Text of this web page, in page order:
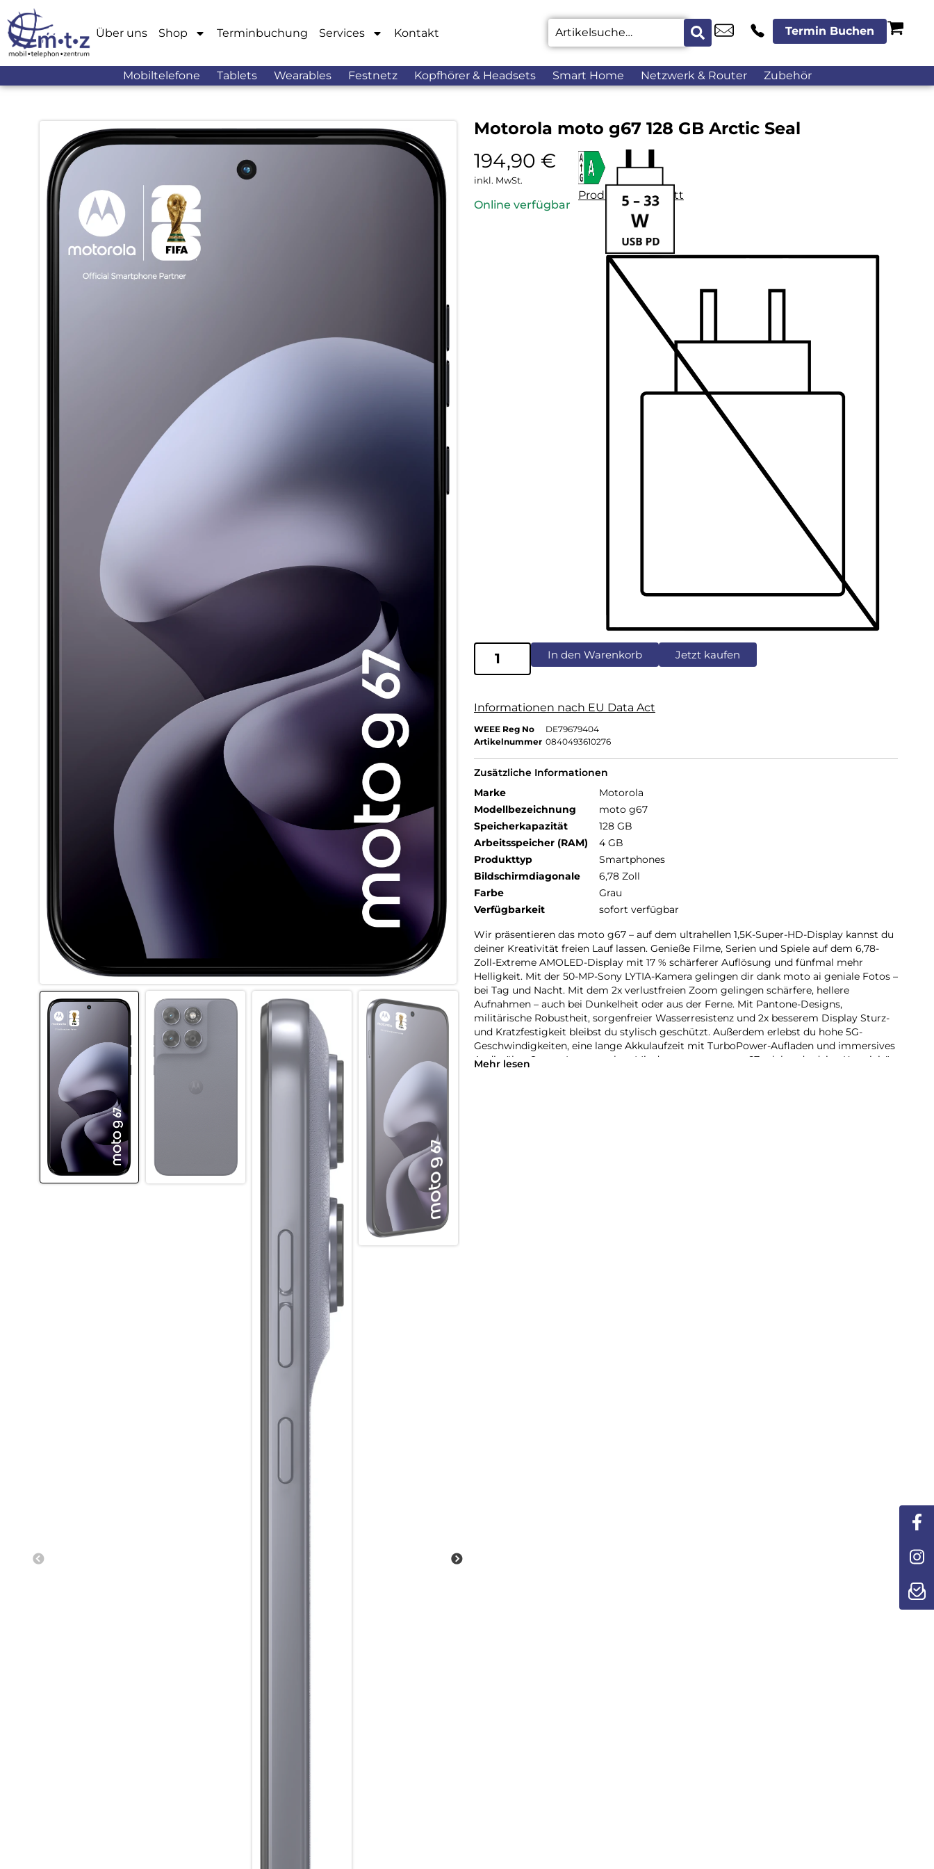
Über uns Shop Terminbuchung Services Kontakt Termin Buchen
Mobiltelefone Tablets Wearables Festnetz Kopfhörer & Headsets Smart Home Netzwerk & Router Zubehör
Motorola moto g67 128 GB Arctic Seal
194,90 €
inkl. MwSt.
Online verfügbar
Produktdatenblatt
In den Warenkorb Jetzt kaufen
Informationen nach EU Data Act
WEEE Reg No
DE79679404
Artikelnummer 0840493610276
Zusätzliche Informationen
Marke
Motorola
Modellbezeichnung
moto g67
Speicherkapazität
128 GB
Arbeitsspeicher (RAM)
4 GB
Produkttyp
Smartphones
Bildschirmdiagonale
6,78 Zoll
Farbe
Grau
Verfügbarkeit
sofort verfügbar
Wir präsentieren das moto g67 – auf dem ultrahellen 1,5K-Super-HD-Display kannst du
deiner Kreativität freien Lauf lassen. Genieße Filme, Serien und Spiele auf dem 6,78-
Zoll-Extreme AMOLED-Display mit 17 % schärferer Auflösung und fünfmal mehr
Helligkeit. Mit der 50-MP-Sony LYTIA-Kamera gelingen dir dank moto ai geniale Fotos –
bei Tag und Nacht. Mit dem 2x verlustfreien Zoom gelingen schärfere, hellere
Aufnahmen – auch bei Dunkelheit oder aus der Ferne. Mit Pantone-Designs,
militärische Robustheit, sorgenfreier Wasserresistenz und 2x besserem Display Sturz-
und Kratzfestigkeit bleibst du stylisch geschützt. Außerdem erlebst du hohe 5G-
Geschwindigkeiten, eine lange Akkulaufzeit mit TurboPower-Aufladen und immersives
Audio über Stereo-Lautsprecher. Mit dem neuen moto g67 erlebst du deine Kreativität
Mehr lesen